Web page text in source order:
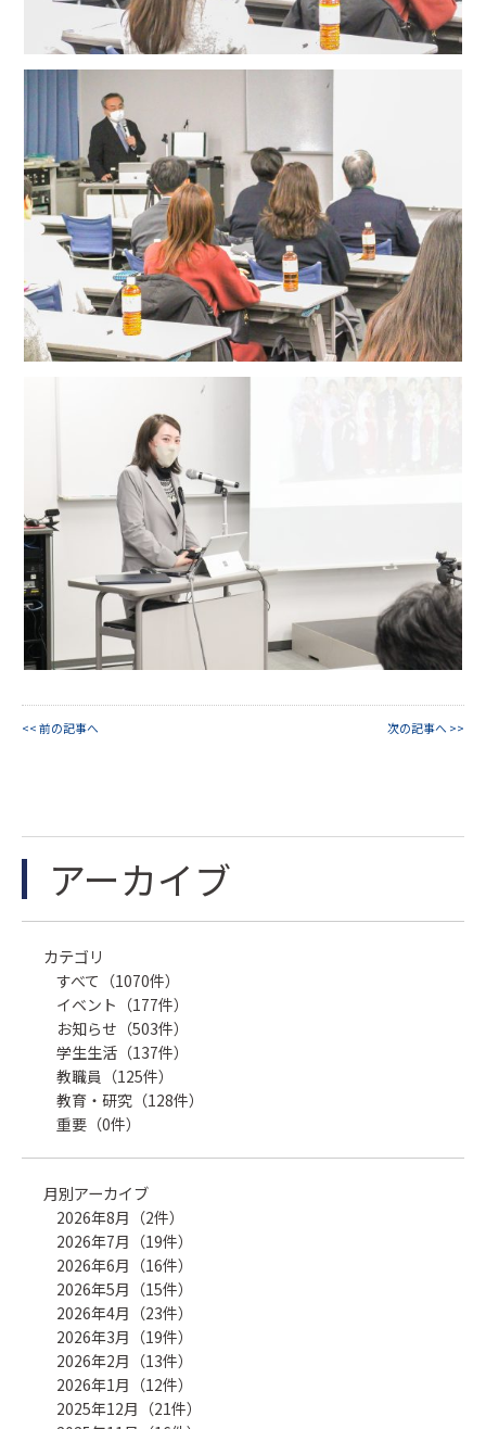
<< 前の記事へ 次の記事へ >>
アーカイブ
カテゴリ
すべて（1070件）
イベント（177件）
お知らせ（503件）
学生生活（137件）
教職員（125件）
教育・研究（128件）
重要（0件）
月別アーカイブ
2026年8月（2件）
2026年7月（19件）
2026年6月（16件）
2026年5月（15件）
2026年4月（23件）
2026年3月（19件）
2026年2月（13件）
2026年1月（12件）
2025年12月（21件）